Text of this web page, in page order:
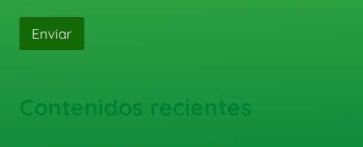
Enviar
Contenidos recientes